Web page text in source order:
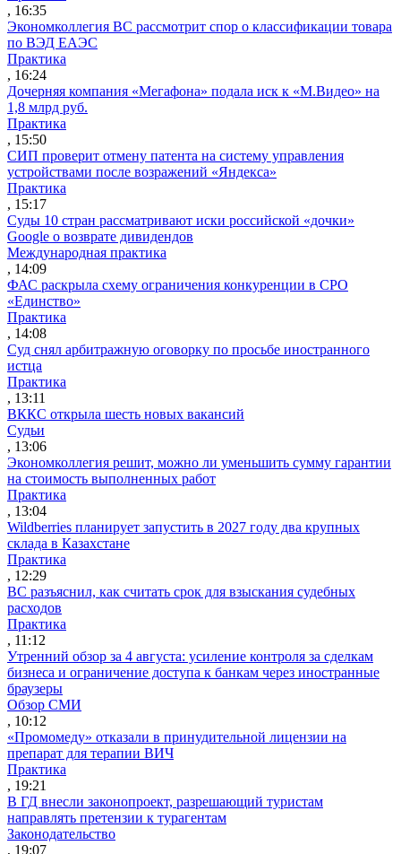
, 16:35
Экономколлегия ВС рассмотрит спор о классификации товара
по ВЭД ЕАЭС
Практика
, 16:24
Дочерняя компания «Мегафона» подала иск к «М.Видео» на
1,8 млрд руб.
Практика
, 15:50
СИП проверит отмену патента на систему управления
устройствами после возражений «Яндекса»
Практика
, 15:17
Суды 10 стран рассматривают иски российской «дочки»
Google о возврате дивидендов
Международная практика
, 14:09
ФАС раскрыла схему ограничения конкуренции в СРО
«Единство»
Практика
, 14:08
Суд снял арбитражную оговорку по просьбе иностранного
истца
Практика
, 13:11
ВККС открыла шесть новых вакансий
Судьи
, 13:06
Экономколлегия решит, можно ли уменьшить сумму гарантии
на стоимость выполненных работ
Практика
, 13:04
Wildberries планирует запустить в 2027 году два крупных
склада в Казахстане
Практика
, 12:29
ВС разъяснил, как считать срок для взыскания судебных
расходов
Практика
, 11:12
Утренний обзор за 4 августа: усиление контроля за сделкам
бизнеса и ограничение доступа к банкам через иностранные
браузеры
Обзор СМИ
, 10:12
«Промомеду» отказали в принудительной лицензии на
препарат для терапии ВИЧ
Практика
, 19:21
В ГД внесли законопроект, разрешающий туристам
направлять претензии к турагентам
Законодательство
, 19:07